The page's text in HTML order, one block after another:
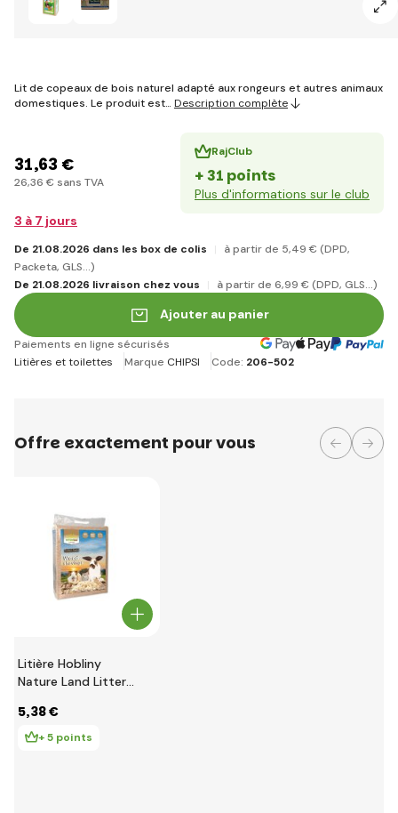
Lit de copeaux de bois naturel adapté aux rongeurs et autres animaux
domestiques. Le produit est… Description complète
31,63 €
26,36 € sans TVA
RajClub
+ 31 points
Plus d'informations sur le club
3 à 7 jours
De 21.08.2026 dans les box de colis à partir de 5,49 € (DPD,
Packeta, GLS...)
De 21.08.2026 livraison chez vous
à partir de 6,99 € (DPD, GLS...)
Ajouter au panier
Paiements en ligne sécurisés
Litières et toilettes
Marque CHIPSI Code: 206-502
Offre exactement pour vous
Litière Hobliny
Nature Land Litter
5,38 €
+ 5 points